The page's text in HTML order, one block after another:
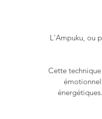
L'Ampuku, ou
Cette